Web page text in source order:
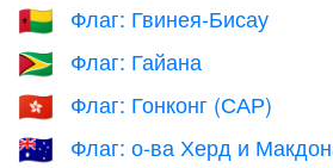
🇬🇼 Флаг: Гвинея-Бисау
🇬🇾 Флаг: Гайана
🇭🇰 Флаг: Гонконг (САР)
🇭🇲 Флаг: о-ва Херд и